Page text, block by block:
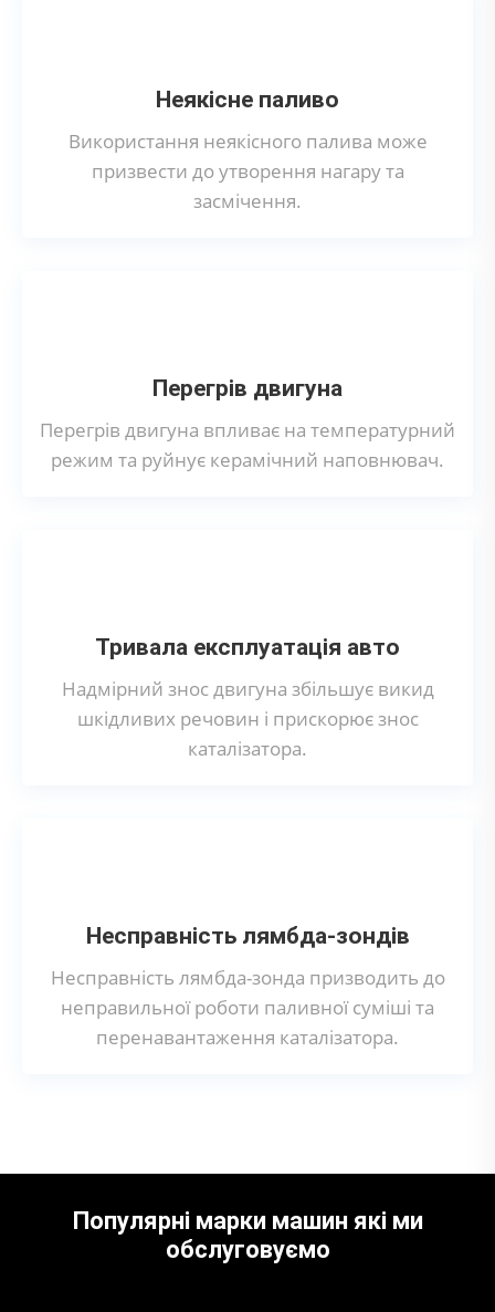
Неякісне паливо
Використання неякісного палива може
призвести до утворення нагару та
засмічення.
Перегрів двигуна
Перегрів двигуна впливає на температурний
режим та руйнує керамічний наповнювач.
Тривала експлуатація авто
Надмірний знос двигуна збільшує викид
шкідливих речовин і прискорює знос
каталізатора.
Несправність лямбда-зондів
Несправність лямбда-зонда призводить до
неправильної роботи паливної суміші та
перенавантаження каталізатора.
Популярні марки машин які ми
обслуговуємо